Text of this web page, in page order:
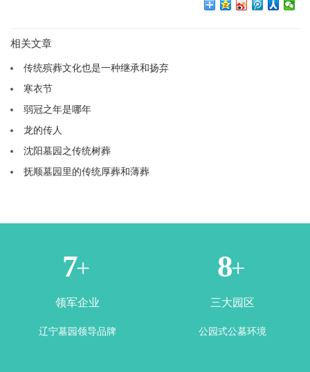
相关文章
传统殡葬文化也是一种继承和扬弃
寒衣节
弱冠之年是哪年
龙的传人
沈阳墓园之传统树葬
抚顺墓园里的传统厚葬和薄葬
1+
领军企业
辽宁墓园领导品牌
3+
三大园区
公园式公墓环境